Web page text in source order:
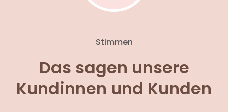
Stimmen
Das sagen unsere
Kundinnen und Kunden